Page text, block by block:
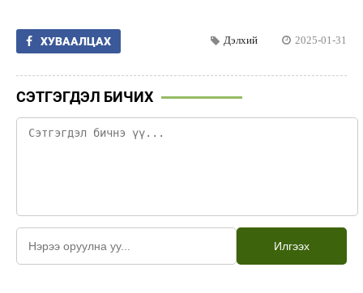
ХУВААЛЦАХ Дэлхий 2025-01-31
СЭТГЭГДЭЛ БИЧИХ
Илгээх